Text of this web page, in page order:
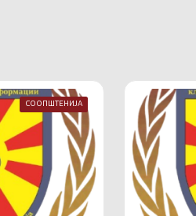
СООПШТЕНИЈА